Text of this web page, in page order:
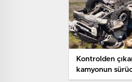
Kontrolden
kamyonun